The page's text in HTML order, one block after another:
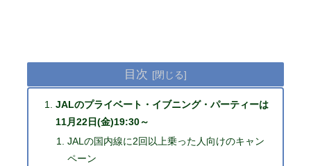
目次
JALのプライベート・イブニング・パーティーは
11月22日(金)19:30～
JALの国内線に2回以上乗った人向けのキャン
ペーン